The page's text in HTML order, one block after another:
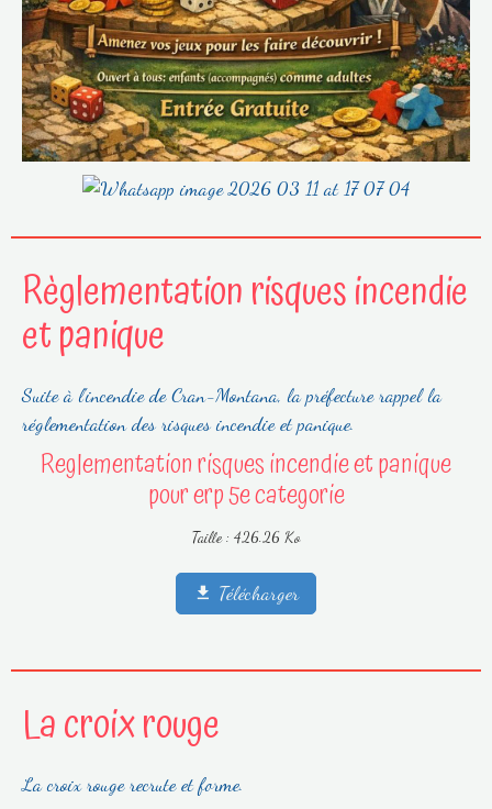
Règlementation risques incendie
et panique
Suite à l'incendie de Cran-Montana, la préfecture rappel la
réglementation des risques incendie et panique.
Reglementation risques incendie et panique
pour erp 5e categorie
Taille : 426.26 Ko
Télécharger
La croix rouge
La croix rouge recrute et forme.